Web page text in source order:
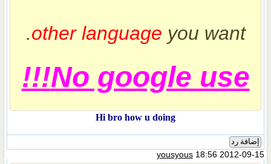
other language you want.
No google use!!!
Hi bro how u doing
إضافة رد
yousyous18:56 2012-09-15